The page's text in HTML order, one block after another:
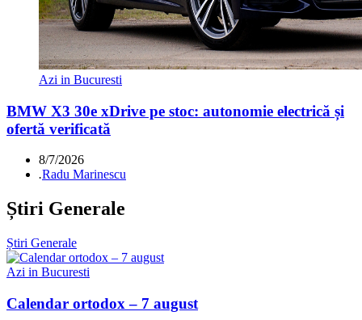
Azi in Bucuresti
BMW X3 30e xDrive pe stoc: autonomie electrică și
ofertă verificată
8/7/2026
.Radu Marinescu
Știri Generale
Știri Generale
Azi in Bucuresti
Calendar ortodox – 7 august